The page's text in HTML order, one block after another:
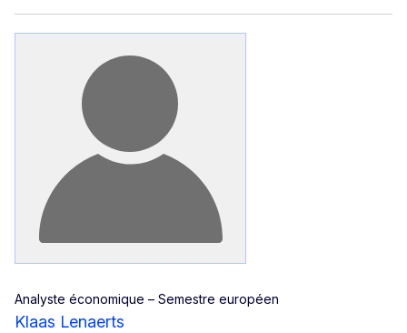
Analyste économique – Semestre européen
Klaas Lenaerts